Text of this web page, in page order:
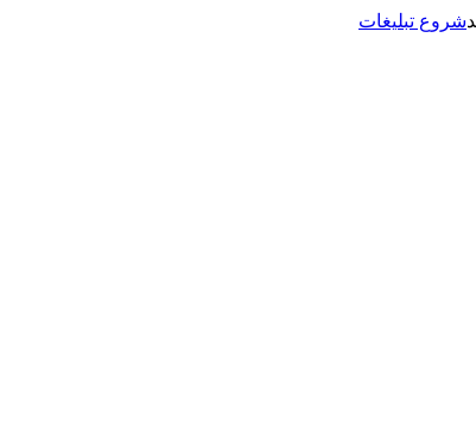
شروع تبلیغات